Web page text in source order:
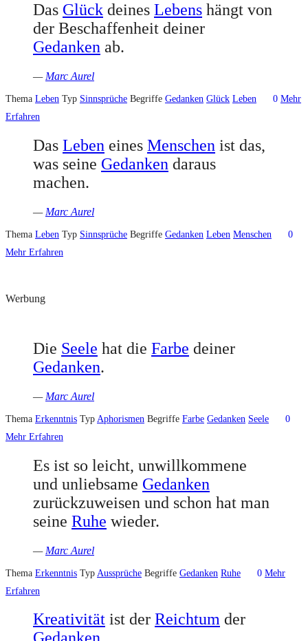
Das Glück deines Lebens hängt von
der Beschaffenheit deiner
Gedanken ab.
— Marc Aurel
Thema Leben Typ Sinnsprüche Begriffe Gedanken Glück Leben 0 Mehr
Erfahren
Das Leben eines Menschen ist das,
was seine Gedanken daraus
machen.
— Marc Aurel
Thema Leben Typ Sinnsprüche Begriffe Gedanken Leben Menschen
0
Mehr Erfahren
Werbung
Die Seele hat die Farbe deiner
Gedanken.
— Marc Aurel
Thema Erkenntnis Typ Aphorismen Begriffe Farbe Gedanken Seele
0
Mehr Erfahren
Es ist so leicht, unwillkommene
und unliebsame Gedanken
zurückzuweisen und schon hat man
seine Ruhe wieder.
— Marc Aurel
Thema Erkenntnis Typ Aussprüche Begriffe Gedanken Ruhe 0 Mehr
Erfahren
Kreativität ist der Reichtum der